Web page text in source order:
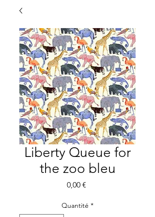
Liberty Queue for
the zoo bleu
0,00 €Prix
Quantité *